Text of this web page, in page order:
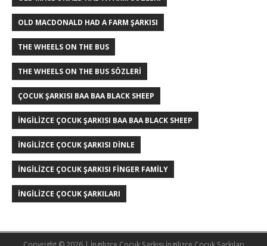
OLD MACDONALD HAD A FARM ŞARKISI
THE WHEELS ON THE BUS
THE WHEELS ON THE BUS SÖZLERI
ÇOCUK ŞARKISI BAA BAA BLACK SHEEP
İNGILIZCE ÇOCUK ŞARKISI BAA BAA BLACK SHEEP
İNGILIZCE ÇOCUK ŞARKISI DINLE
İNGILIZCE ÇOCUK ŞARKISI FINGER FAMILY
İNGILIZCE ÇOCUK ŞARKILARI